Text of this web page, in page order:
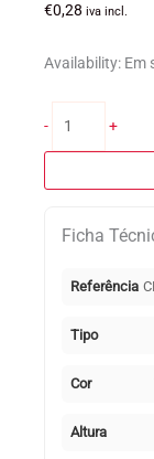
€0,28 iva incl.
Availability: Em
-
p/serra
SC15
SC20
+
Ficha
Referência
Tipo
Cor
Altura